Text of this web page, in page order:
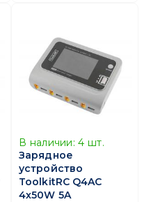
В наличии: 4 шт.
Зарядное
устройство
ToolkitRC Q4AC
4х50W 5A